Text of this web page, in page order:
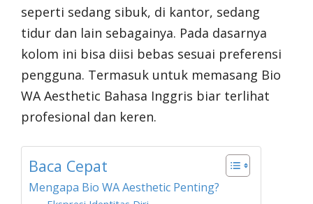
seperti sedang sibuk, di kantor, sedang
tidur dan lain sebagainya. Pada dasarnya
kolom ini bisa diisi bebas sesuai preferensi
pengguna. Termasuk untuk memasang Bio
WA Aesthetic Bahasa Inggris biar terlihat
profesional dan keren.
Baca Cepat
Mengapa Bio WA Aesthetic Penting?